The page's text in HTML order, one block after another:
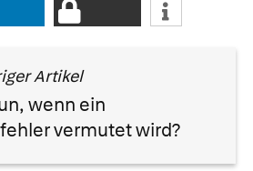
Artikel
wenn ein
vermutet wird?